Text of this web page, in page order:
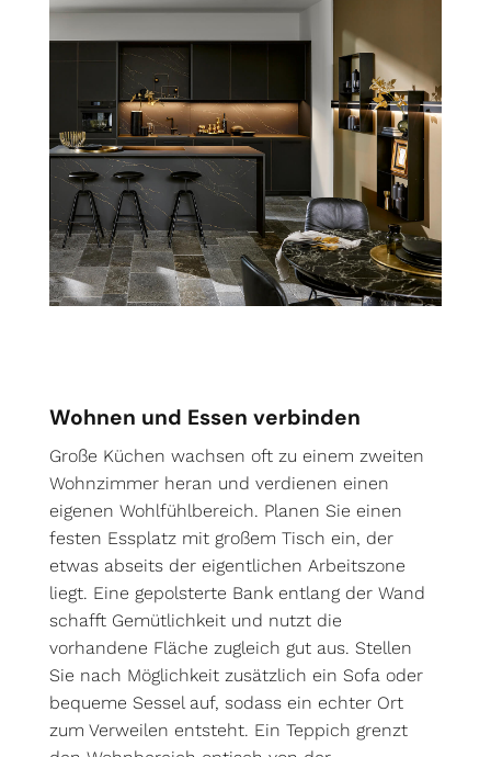
Wohnen und Essen verbinden
Große Küchen wachsen oft zu einem zweiten
Wohnzimmer heran und verdienen einen
eigenen Wohlfühlbereich. Planen Sie einen
festen Essplatz mit großem Tisch ein, der
etwas abseits der eigentlichen Arbeitszone
liegt. Eine gepolsterte Bank entlang der Wand
schafft Gemütlichkeit und nutzt die
vorhandene Fläche zugleich gut aus. Stellen
Sie nach Möglichkeit zusätzlich ein Sofa oder
bequeme Sessel auf, sodass ein echter Ort
zum Verweilen entsteht. Ein Teppich grenzt